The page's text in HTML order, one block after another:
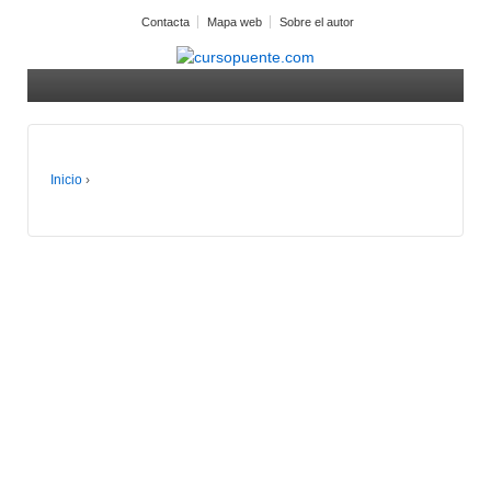
Contacta Mapa web Sobre el autor
Inicio ›